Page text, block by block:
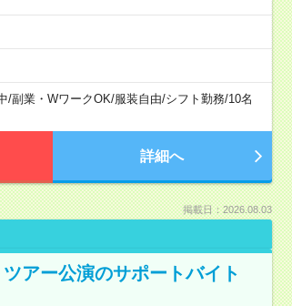
/副業・WワークOK/服装自由/シフト勤務/10名
詳細へ
掲載日：2026.08.03
アー公演のサポートバイト